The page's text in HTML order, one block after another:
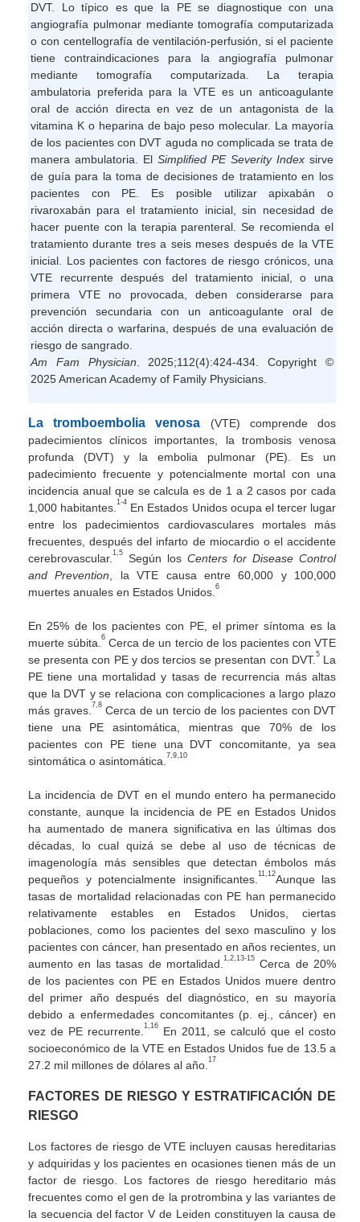
DVT. Lo típico es que la PE se diagnostique con una
angiografía pulmonar mediante tomografía computarizada
o con centellografía de ventilación-perfusión, si el paciente
tiene contraindicaciones para la angiografía pulmonar
mediante tomografía computarizada. La terapia
ambulatoria preferida para la VTE es un anticoagulante
oral de acción directa en vez de un antagonista de la
vitamina K o heparina de bajo peso molecular. La mayoría
de los pacientes con DVT aguda no complicada se trata de
manera ambulatoria. El Simplified PE Severity Index sirve
de guía para la toma de decisiones de tratamiento en los
pacientes con PE. Es posible utilizar apixabán o
rivaroxabán para el tratamiento inicial, sin necesidad de
hacer puente con la terapia parenteral. Se recomienda el
tratamiento durante tres a seis meses después de la VTE
inicial. Los pacientes con factores de riesgo crónicos, una
VTE recurrente después del tratamiento inicial, o una
primera VTE no provocada, deben considerarse para
prevención secundaria con un anticoagulante oral de
acción directa o warfarina, después de una evaluación de
riesgo de sangrado.
Am Fam Physician. 2025;112(4):424-434. Copyright ©
2025 American Academy of Family Physicians.
La tromboembolia venosa (VTE) comprende dos
padecimientos clínicos importantes, la trombosis venosa
profunda (DVT) y la embolia pulmonar (PE). Es un
padecimiento frecuente y potencialmente mortal con una
incidencia anual que se calcula es de 1 a 2 casos por cada
1,000 habitantes.1-4 En Estados Unidos ocupa el tercer lugar
entre los padecimientos cardiovasculares mortales más
frecuentes, después del infarto de miocardio o el accidente
cerebrovascular.1,5 Según los Centers for Disease Control
and Prevention, la VTE causa entre 60,000 y 100,000
muertes anuales en Estados Unidos.6
En 25% de los pacientes con PE, el primer síntoma es la
muerte súbita.6 Cerca de un tercio de los pacientes con VTE
se presenta con PE y dos tercios se presentan con DVT.5La
PE tiene una mortalidad y tasas de recurrencia más altas
que la DVT y se relaciona con complicaciones a largo plazo
más graves.7,8Cerca de un tercio de los pacientes con DVT
tiene una PE asintomática, mientras que 70% de los
pacientes con PE tiene una DVT concomitante, ya sea
sintomática o asintomática.7,9,10
La incidencia de DVT en el mundo entero ha permanecido
constante, aunque la incidencia de PE en Estados Unidos
ha aumentado de manera significativa en las últimas dos
décadas, lo cual quizá se debe al uso de técnicas de
imagenología más sensibles que detectan émbolos más
pequeños y potencialmente insignificantes.11,12Aunque las
tasas de mortalidad relacionadas con PE han permanecido
relativamente estables en Estados Unidos, ciertas
poblaciones, como los pacientes del sexo masculino y los
pacientes con cáncer, han presentado en años recientes, un
aumento en las tasas de mortalidad.1,2,13-15Cerca de 20%
de los pacientes con PE en Estados Unidos muere dentro
del primer año después del diagnóstico, en su mayoría
debido a enfermedades concomitantes (p. ej., cáncer) en
vez de PE recurrente.1,16En 2011, se calculó que el costo
socioeconómico de la VTE en Estados Unidos fue de 13.5 a
27.2 mil millones de dólares al año.17
FACTORES DE RIESGO Y ESTRATIFICACIÓN DE
RIESGO
Los factores de riesgo de VTE incluyen causas hereditarias
y adquiridas y los pacientes en ocasiones tienen más de un
factor de riesgo. Los factores de riesgo hereditario más
frecuentes como el gen de la protrombina y las variantes de
la secuencia del factor V de Leiden constituyen la causa de